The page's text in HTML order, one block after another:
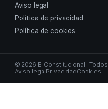
Aviso legal
Política de privacidad
Política de cookies
© 2026 El Constitucional ·
Aviso legalPrivacidadCookies